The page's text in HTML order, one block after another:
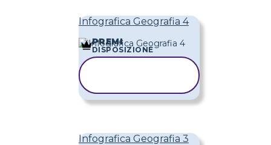
Infografica Geografia 4
PREMI
DISPOSIZIONE
Infografica Geografia 3